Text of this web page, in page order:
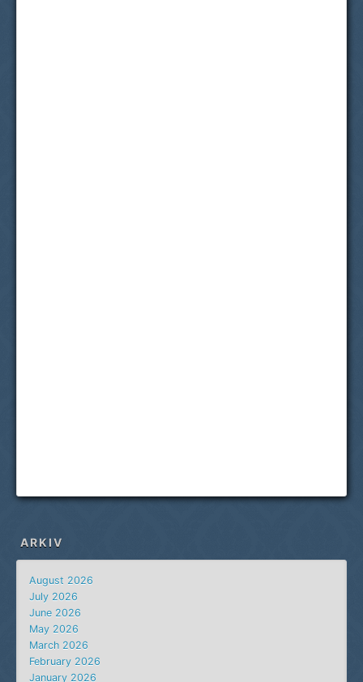
ARKIV
August 2026
July 2026
June 2026
May 2026
March 2026
February 2026
January 2026